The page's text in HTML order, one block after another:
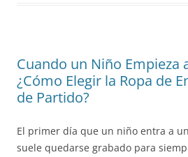
Cuando un Niño Empieza
¿Cómo Elegir la Ropa de
de Partido?
El primer día que un niño entra a
suele quedarse grabado para